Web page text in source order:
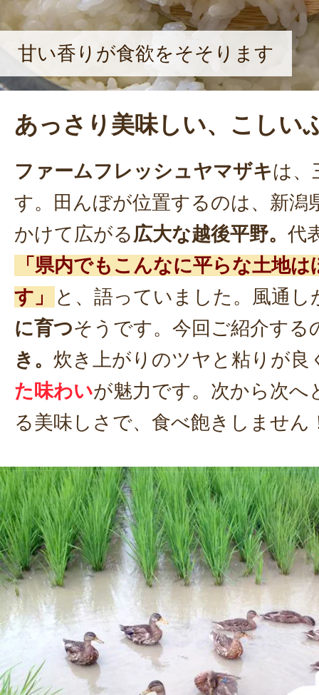
甘い香りが食欲をそそります
あっさり美味しい、こしい
ファームフレッシュヤマザキは、
す。田んぼが位置するのは、新潟
かけて広がる 広大な越後平野。 代
「県内でもこんなに平らな土地
す」
と、語っていました。風通し
に育つそうです。今回ご紹介する
き。 炊き上がりのツヤと粘りが良
た味わいが魅力です。次から次へ
る美味しさで、食べ飽きしません